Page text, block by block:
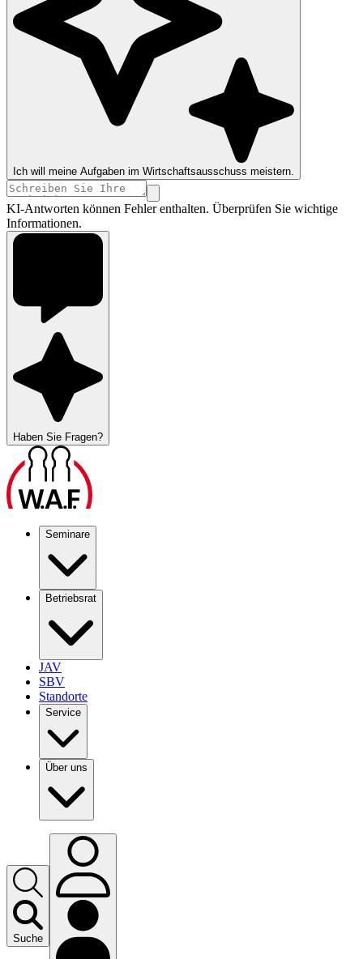
Ich will meine Aufgaben im Wirtschaftsausschuss meistern.
KI-Antworten können Fehler enthalten. Überprüfen Sie wichtige
Informationen.
Haben Sie Fragen?
Seminare
Betriebsrat
JAV
SBV
Standorte
Service
Über uns
Suche